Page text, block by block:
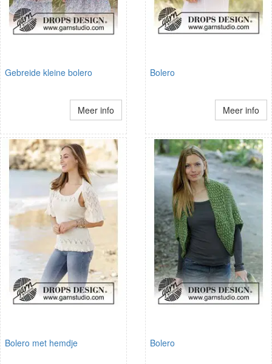
Gebreide kleine bolero
Meer info
Bolero
Meer info
Bolero met hemdje Bolero